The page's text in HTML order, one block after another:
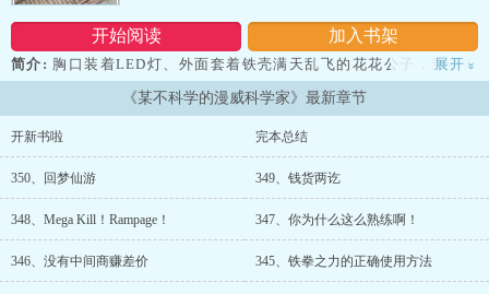
开始阅读 加入书架
简介: 胸口装着LED灯、外面套着铁壳满天乱飞的花花公子，穿着蒙
面紧身衣在高楼大厦间不停荡秋千的四眼宅男，为了找回小右变成蜥
蜴的断臂医生，在北极躺了七十年还身材健美的过期冷鲜，背上插着
四根机械触手假装章鱼的秃头博士，能随意变化身体大小的资深窃
利用科学而变得不科学的特殊群体。 大文豪鲁迅先生曾经说
过：“能打败科学的只有科学。”于是，克拉夫特·李决定投身于科学研
究的事业中。...
展开 »
《某不科学的漫威科学家》最新章节
开新书啦 完本总结
350、回梦仙游 349、钱货两讫
348、Mega Kill！Rampage！ 347、你为什么这么熟练啊！
346、没有中间商赚差价 345、铁拳之力的正确使用方法